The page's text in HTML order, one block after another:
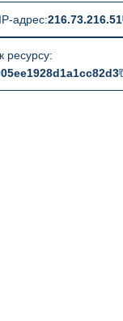
адрес:216.73.216.51
ресурсу: